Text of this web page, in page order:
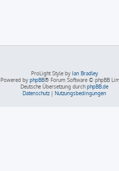
ProLight Style by Ian Bradley
Powered by phpBB® Forum Software © phpBB
Deutsche Übersetzung durch phpBB.de
Datenschutz | Nutzungsbedingungen